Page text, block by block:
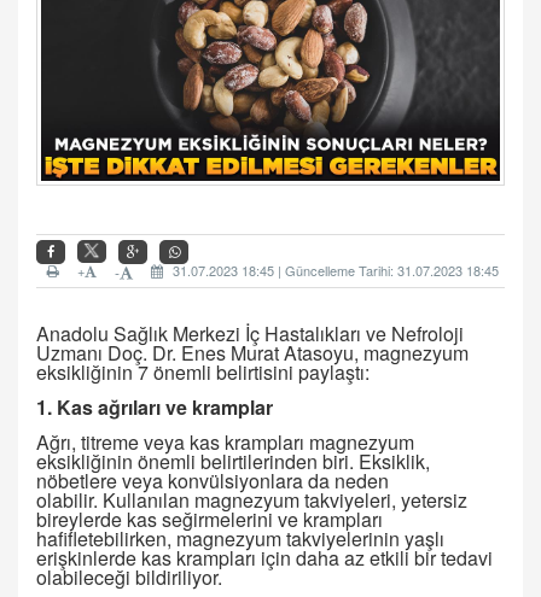
31.07.2023 18:45 | Güncelleme Tarihi: 31.07.2023 18:45
-
+
Anadolu Sağlık Merkezi İç Hastalıkları ve Nefroloji
Uzmanı Doç. Dr. Enes Murat Atasoyu, magnezyum
eksikliğinin 7 önemli belirtisini paylaştı:
1. Kas ağrıları ve kramplar
Ağrı, titreme veya kas krampları magnezyum
eksikliğinin önemli belirtilerinden biri. Eksiklik,
nöbetlere veya konvülsiyonlara da neden
olabilir. Kullanılan magnezyum takviyeleri, yetersiz
bireylerde kas seğirmelerini ve krampları
hafifletebilirken, magnezyum takviyelerinin yaşlı
erişkinlerde kas krampları için daha az etkili bir tedavi
olabileceği bildiriliyor.